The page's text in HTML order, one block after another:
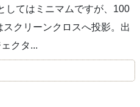
してはミニマムですが、100
クリーンクロスへ投影。出
クタ...